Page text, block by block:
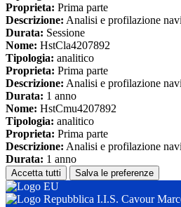
Proprieta: Prima parte
Descrizione: Analisi e profilazione
Durata: Sessione
Nome: HstCla4207892
Tipologia: analitico
Proprieta: Prima parte
Descrizione: Analisi e profilazione
Durata: 1 anno
Nome: HstCmu4207892
Tipologia: analitico
Proprieta: Prima parte
Descrizione: Analisi e profilazione
Durata: 1 anno
Accetta tutti Salva le preferenze
I.I.S. Cavour